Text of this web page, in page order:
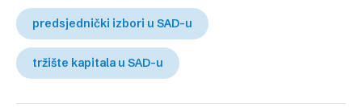
predsjednički izbori u SAD-u
tržište kapitala u SAD-u